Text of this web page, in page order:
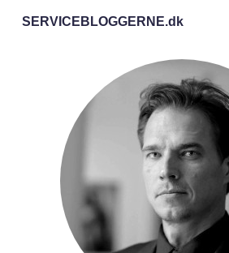
SERVICEBLOGGERNE.dk